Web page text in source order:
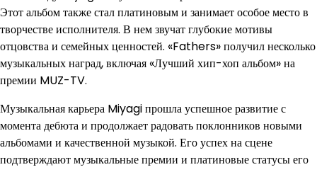
Этот альбом также стал платиновым и занимает особое место в
творчестве исполнителя. В нем звучат глубокие мотивы
отцовства и семейных ценностей. «Fathers» получил несколько
музыкальных наград, включая «Лучший хип-хоп альбом» на
премии MUZ-TV.
Музыкальная карьера Miyagi прошла успешное развитие с
момента дебюта и продолжает радовать поклонников новыми
альбомами и качественной музыкой. Его успех на сцене
подтверждают музыкальные премии и платиновые статусы его